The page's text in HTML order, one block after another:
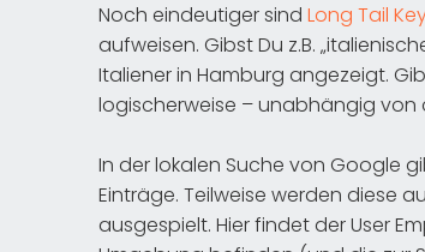
Noch eindeutiger sind Long Tail
aufweisen. Gibst Du z.B.
Italiener in Hamburg angezeigt.
logischerweise – unabhängig von
In der lokalen Suche von Google
Einträge. Teilweise werden diese
ausgespielt. Hier findet der User